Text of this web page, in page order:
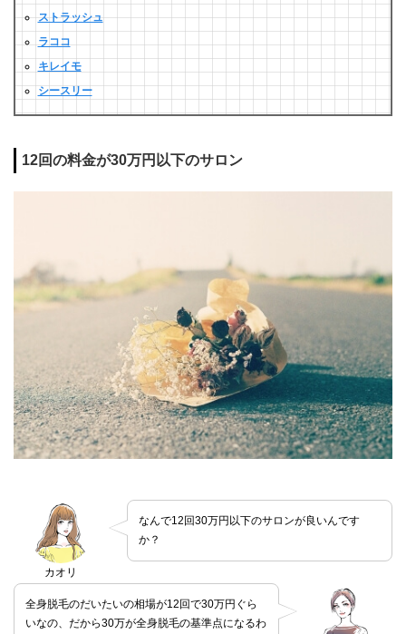
ストラッシュ
ラココ
キレイモ
シースリー
12回の料金が30万円以下のサロン
カオリ
なんで12回30万円以下のサロンが良いんです
か？
全身脱毛のだいたいの相場が12回で30万円ぐら
いなの、だから30万が全身脱毛の基準点になるわ